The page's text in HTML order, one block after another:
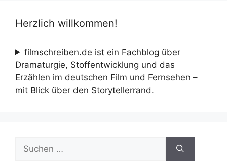
Herzlich willkommen!
filmschreiben.de ist ein Fachblog über
Dramaturgie, Stoffentwicklung und das
Erzählen im deutschen Film und Fernsehen –
mit Blick über den Storytellerrand.
nach: